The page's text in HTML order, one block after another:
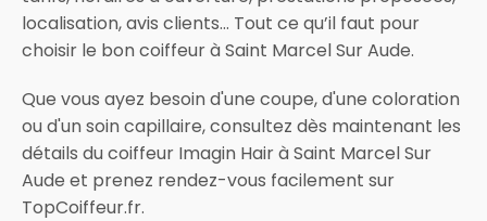
localisation, avis clients… Tout ce qu’il faut pour
choisir le bon coiffeur à Saint Marcel Sur Aude.
Que vous ayez besoin d'une coupe, d'une coloration
ou d'un soin capillaire, consultez dès maintenant les
détails du coiffeur Imagin Hair à Saint Marcel Sur
Aude et prenez rendez-vous facilement sur
TopCoiffeur.fr.